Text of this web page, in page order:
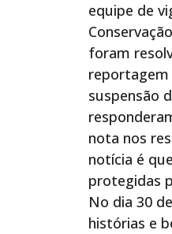
equipe de
foram
reportagem
suspensão
nota nos
notícia é
protegidas
No dia 30
histórias e